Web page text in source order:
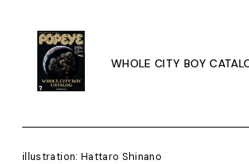
WHOLE CITY BOY
illustration: Hattaro Shinano